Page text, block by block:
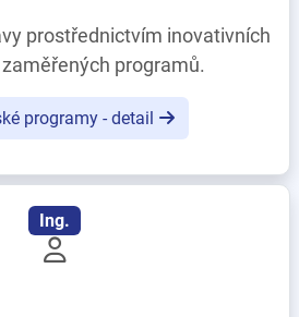
prostřednictvím inovativních
programů.
programy - detail
Ing.